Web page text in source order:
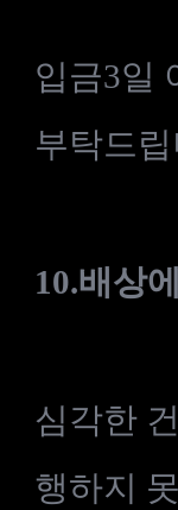
입금3일
부탁드
10.배상에
심각한
행하지